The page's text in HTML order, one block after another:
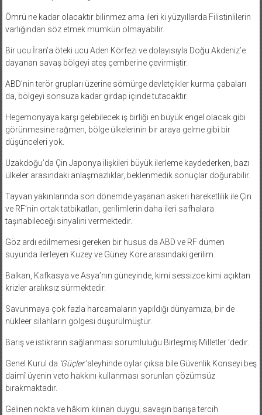
Ömrü ne kadar olacaktır bilinmez ama ileri ki yüzyıllarda Filistinlilerin
varlığından söz etmek mümkün olmayabilir.
Bir ucu İran’a öteki ucu Aden Körfezi ve dolayısıyla Doğu Akdeniz’e
dayanan savaş bölgeyi ateş çemberine çevirmiştir.
ABD’nin terör grupları üzerine sömürge devletçikler kurma çabaları
da, bölgeyi sonsuza kadar girdap içinde tutacaktır.
Hegemonyaya karşı gelebilecek iş birliği en büyük engel olacak gibi
görünmesine rağmen, bölge ülkelerinin bir araya gelme gibi bir
düşünceleri yok.
Uzakdoğu’da Çin Japonya ilişkileri büyük ilerleme kaydederken, bazı
ülkeler arasındaki anlaşmazlıklar, beklenmedik sonuçlar doğurabilir.
Tayvan yakınlarında son dönemde yaşanan askeri hareketlilik ile Çin
ve RF’nin ortak tatbikatları, gerilimlerin daha ileri safhalara
taşınabileceği sinyalini vermektedir.
Göz ardı edilmemesi gereken bir husus da ABD ve RF dümen
suyunda ilerleyen Kuzey ve Güney Kore arasındaki gerilim.
Balkan, Kafkasya ve Asya’nın güneyinde, kimi sessizce kimi açıktan
krizler aralıksız sürmektedir.
Savunmaya çok fazla harcamaların yapıldığı dünyamıza, bir de
nükleer silahların gölgesi düşürülmüştür.
Barış ve istikrarın sağlanması sorumluluğu Birleşmiş Milletler ’dedir.
Genel Kurul da ‘Güçler’aleyhinde oylar çıksa bile Güvenlik Konseyi beş
daimî üyenin veto hakkını kullanması sorunları çözümsüz
bırakmaktadır.
Gelinen nokta ve hâkim kılınan duygu, savaşın barışa tercih